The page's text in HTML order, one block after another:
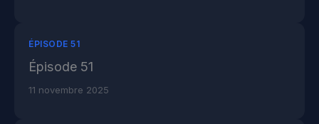
ÉPISODE 51
Épisode 51
11 novembre 2025